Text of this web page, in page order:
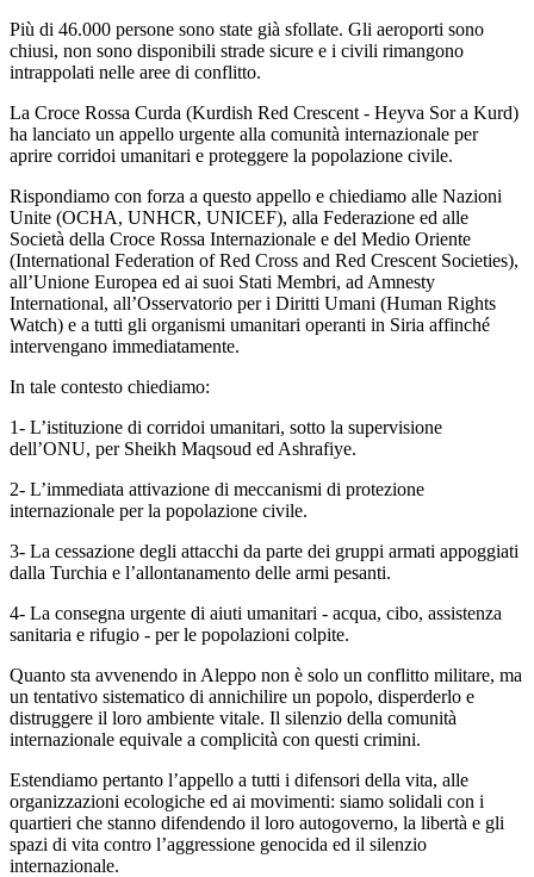
Più di 46.000 persone sono state già sfollate. Gli aeroporti sono
chiusi, non sono disponibili strade sicure e i civili rimangono
intrappolati nelle aree di conflitto.
La Croce Rossa Curda (Kurdish Red Crescent - Heyva Sor a Kurd)
ha lanciato un appello urgente alla comunità internazionale per
aprire corridoi umanitari e proteggere la popolazione civile.
Rispondiamo con forza a questo appello e chiediamo alle Nazioni
Unite (OCHA, UNHCR, UNICEF), alla Federazione ed alle
Società della Croce Rossa Internazionale e del Medio Oriente
(International Federation of Red Cross and Red Crescent Societies),
all’Unione Europea ed ai suoi Stati Membri, ad Amnesty
International, all’Osservatorio per i Diritti Umani (Human Rights
Watch) e a tutti gli organismi umanitari operanti in Siria affinché
intervengano immediatamente.
In tale contesto chiediamo:
1- L’istituzione di corridoi umanitari, sotto la supervisione
dell’ONU, per Sheikh Maqsoud ed Ashrafiye.
2- L’immediata attivazione di meccanismi di protezione
internazionale per la popolazione civile.
3- La cessazione degli attacchi da parte dei gruppi armati appoggiati
dalla Turchia e l’allontanamento delle armi pesanti.
4- La consegna urgente di aiuti umanitari - acqua, cibo, assistenza
sanitaria e rifugio - per le popolazioni colpite.
Quanto sta avvenendo in Aleppo non è solo un conflitto militare, ma
un tentativo sistematico di annichilire un popolo, disperderlo e
distruggere il loro ambiente vitale. Il silenzio della comunità
internazionale equivale a complicità con questi crimini.
Estendiamo pertanto l’appello a tutti i difensori della vita, alle
organizzazioni ecologiche ed ai movimenti: siamo solidali con i
quartieri che stanno difendendo il loro autogoverno, la libertà e gli
spazi di vita contro l’aggressione genocida ed il silenzio
internazionale.